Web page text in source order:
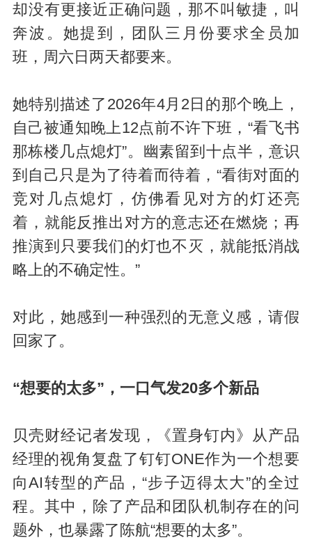
却没有更接近正确问题，那不叫敏捷，叫
奔波。她提到，团队三月份要求全员加
班，周六日两天都要来。
她特别描述了2026年4月2日的那个晚上，
自己被通知晚上12点前不许下班，“看飞书
那栋楼几点熄灯”。幽素留到十点半，意识
到自己只是为了待着而待着，“看街对面的
竞对几点熄灯，仿佛看见对方的灯还亮
着，就能反推出对方的意志还在燃烧；再
推演到只要我们的灯也不灭，就能抵消战
略上的不确定性。”
对此，她感到一种强烈的无意义感，请假
回家了。
“想要的太多”，一口气发20多个新品
贝壳财经记者发现，《置身钉内》从产品
经理的视角复盘了钉钉ONE作为一个想要
向AI转型的产品，“步子迈得太大”的全过
程。其中，除了产品和团队机制存在的问
题外，也暴露了陈航“想要的太多”。